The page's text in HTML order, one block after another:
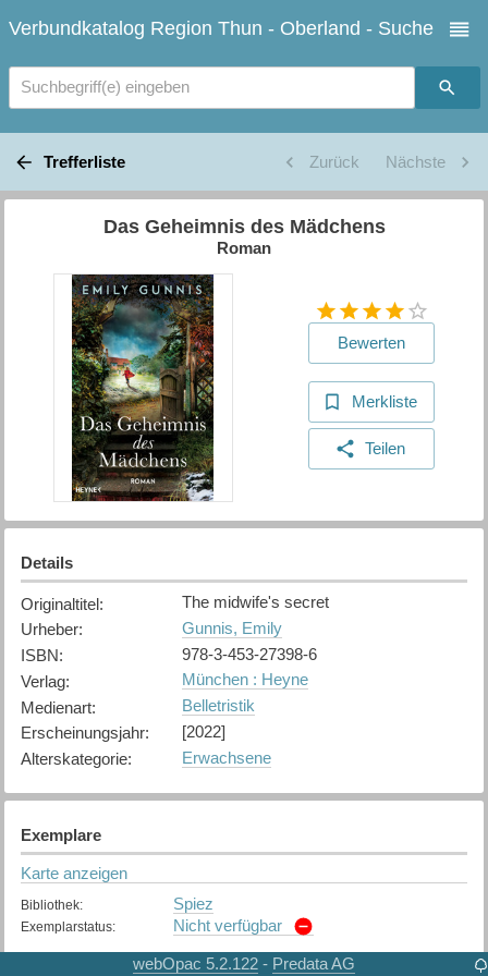
Verbundkatalog Region Thun - Oberland - Suche
Suchbegriff(e) eingeben
Trefferliste Zurück Nächste
Das Geheimnis des Mädchens
Roman
Bewerten
Merkliste
Teilen
Details
Originaltitel:
The midwife's secret
Urheber:
Gunnis, Emily
ISBN:
978-3-453-27398-6
Verlag:
München : Heyne
Medienart:
Belletristik
Erscheinungsjahr:
[2022]
Alterskategorie: Erwachsene
Exemplare
Karte anzeigen
Bibliothek: Spiez
Exemplarstatus: Nicht verfügbar
Steffisburg
webOpac 5.2.122 - Predata AG